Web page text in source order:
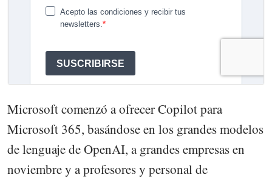
Microsoft comenzó a ofrecer Copilot para
Microsoft 365, basándose en los grandes modelos
de lenguaje de OpenAI, a grandes empresas en
noviembre y a profesores y personal de